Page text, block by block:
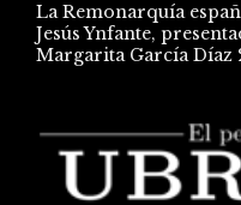
La Remonarquía
Jesús Ynfante,
Margarita García Díaz